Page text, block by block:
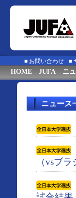
■ お問い合わせ ■
HOME JUFA ニ
ニュース
（vsブ